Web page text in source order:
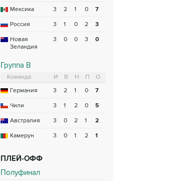
Мексика
3 2 1 0
7
Россия
3 1 0 2
3
Новая
Зеландия
3 0 0 3 0
Группа B
Команда И В Н П
О
Германия
3 2 1 0
7
Чили
3 1 2 0
5
Австралия
3 0 2 1
2
Камерун
3 0 1 2 1
ПЛЕЙ-ОФФ
Полуфинал